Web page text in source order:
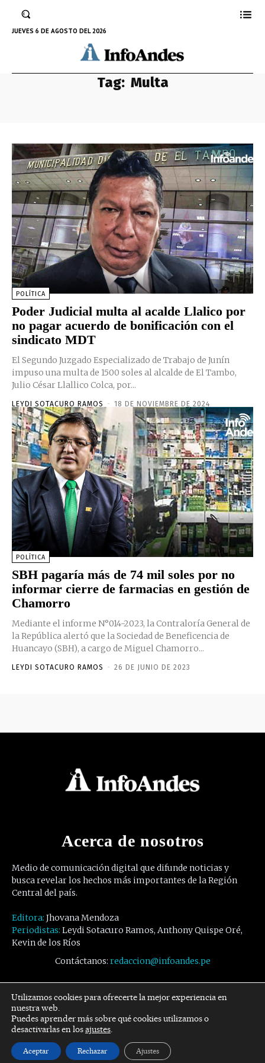
JUEVES 6 DE AGOSTO DEL 2026
Tag: Multa
POLÍTICA
Poder Judicial multa al acalde Llalico por
no pagar acuerdo de bonificación con el
sindicato MDT
El Segundo Juzgado Especializado de Trabajo de Junín
impuso una multa de 1500 soles al alcalde de El Tambo,
Julio César Llallico Colca, por...
LEYDI SOTACURO RAMOS - 18 DE NOVIEMBRE DE 2024
POLÍTICA
SBH pagaría más de 74 mil soles por no
informar cierre de farmacias en gestión de
Chamorro
Mediante el informe N°014-2023, la Contraloría General de
la República alertó que la Sociedad de Beneficencia de
Huancayo (SBH), a cargo de Miguel Chamorro...
LEYDI SOTACURO RAMOS - 26 DE JUNIO DE 2023
Acerca de nosotros
Medio de comunicación digital que difunde noticias y
busca revelar los hechos más importantes de la Región
Central del país.
Editora: Jhovana Mendoza
Periodistas: Leydi Sotacuro Ramos, Anthony Quispe Oré,
Kevin de los Ríos
Contáctanos: redaccion@infoandes.pe
Síguenos
Facebook Twitter Youtube
Utilizamos cookies para ofrecerte la mejor experiencia en
nuestra web.
Puedes aprender más sobre qué cookies utilizamos o
desactivarlas en losajustes.
Aceptar Rechazar Ajustes